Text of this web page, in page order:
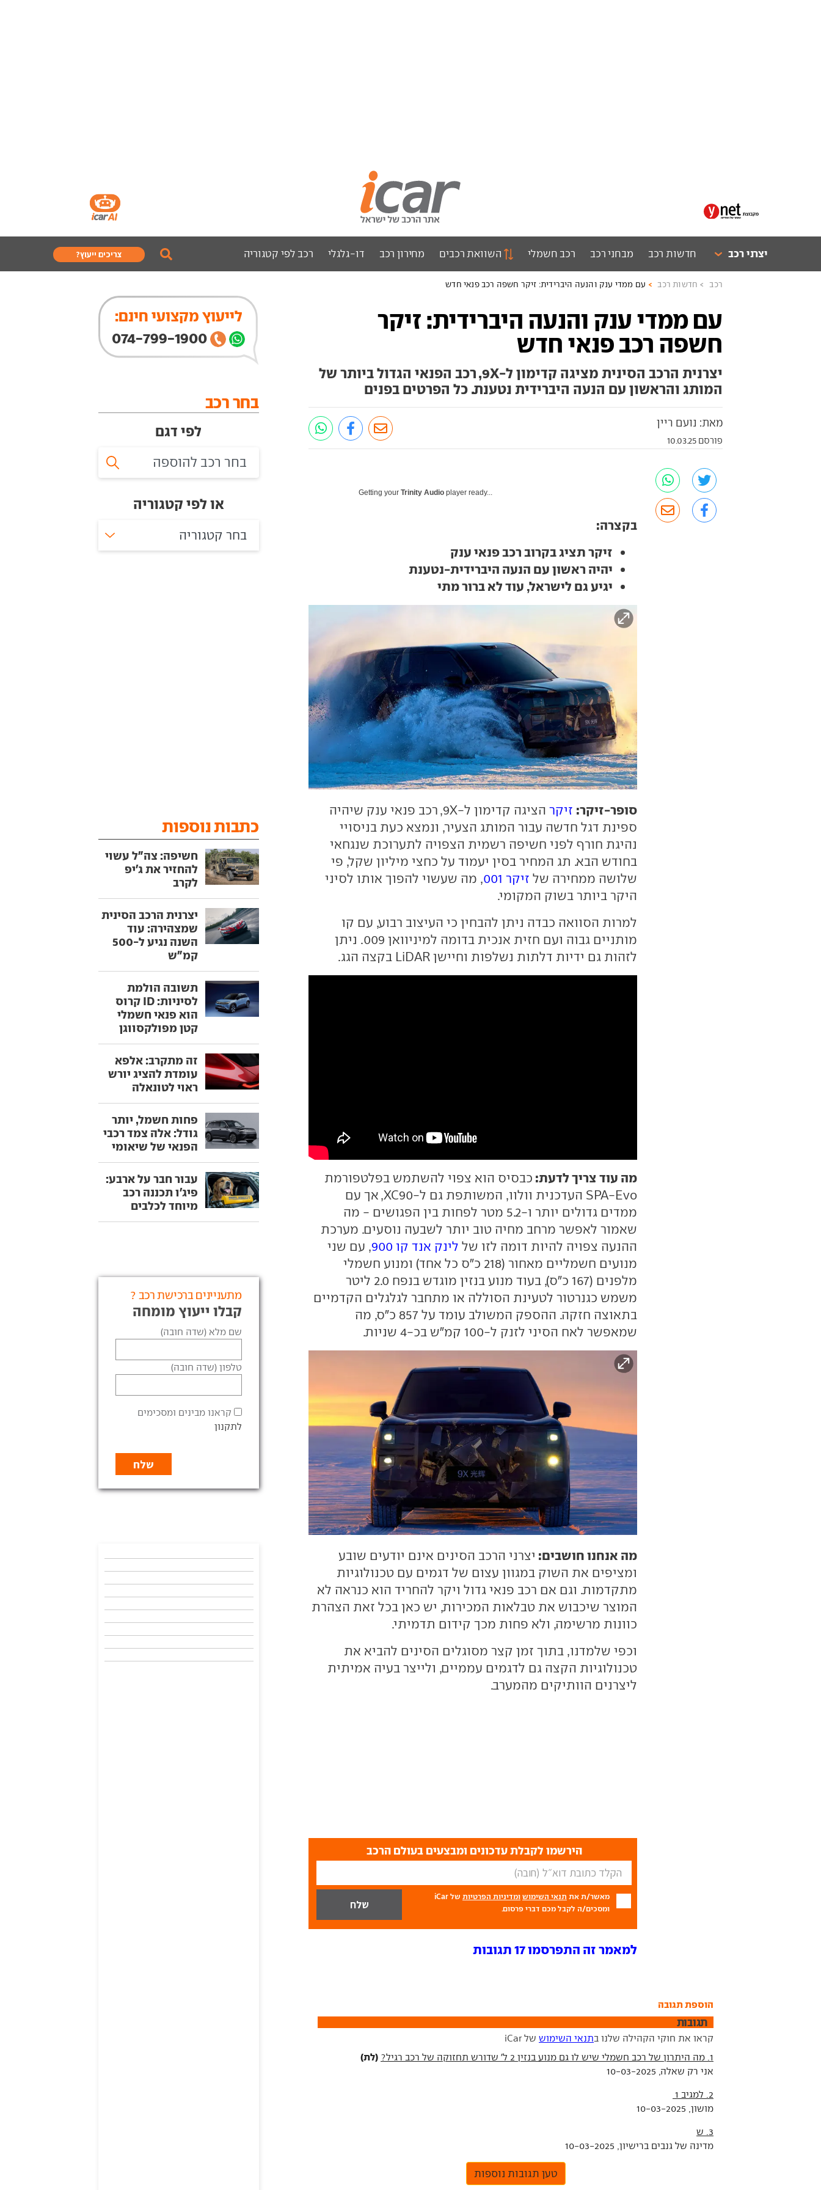
יצרני רכב חדשות רכב מבחני רכב רכב חשמלי השוואת רכבים מחירון רכב דו-גלגלי רכב לפי קטגוריה צריכים ייעוץ?
רכב חדשות רכב עם ממדי ענק והנעה היברידית: זיקר חשפה רכב פנאי חדש
עם ממדי ענק והנעה היברידית: זיקר
חשפה רכב פנאי חדש
יצרנית הרכב הסינית מציגה קדימון ל-9X, רכב הפנאי הגדול ביותר של
המותג והראשון עם הנעה היברידית נטענת. כל הפרטים בפנים
מאת: נועם ריין
פורסם 10.03.25
Getting yourTrinity Audio player ready...
בקצרה:
זיקר תציג בקרוב רכב פנאי ענק
יהיה ראשון עם הנעה היברידית-נטענת
יגיע גם לישראל, עוד לא ברור מתי
סופר-זיקר: זיקר
הציגה קדימון ל-9X, רכב פנאי ענק שיהיה
ספינת דגל חדשה עבור המותג הצעיר, ונמצא כעת בניסויי
נהיגת חורף לפני חשיפה רשמית הצפויה לתערוכת שנגחאי
בחודש הבא. תג המחיר בסין יעמוד על כחצי מיליון שקל, פי
שלושה ממחירה של זיקר 001
, מה שעשוי להפוך אותו לסיני
היקר ביותר בשוק המקומי.
למרות הסוואה כבדה ניתן להבחין כי העיצוב רבוע, עם קו
מותניים גבוה ועם חזית אנכית בדומה למיניוואן 009. ניתן
לזהות גם ידיות דלתות נשלפות וחיישן LiDAR בקצה הגג.
מה עוד צריך לדעת: כבסיס הוא צפוי להשתמש בפלטפורמת
SPA-Evo העדכנית וולוו, המשותפת גם ל-XC90, אך עם
ממדים גדולים יותר ו-5.2 מטר לפחות בין הפגושים - מה
שאמור לאפשר מרחב מחיה טוב יותר לשבעה נוסעים. מערכת
ההנעה צפויה להיות דומה לזו של לינק אנד קו 900
, עם שני
מנועים חשמליים מאחור (218 כ"ס כל אחד) ומנוע חשמלי
מלפנים (167 כ"ס), בעוד מנוע בנזין מוגדש בנפח 2.0 ליטר
משמש כגנרטור לטעינת הסוללה או מתחבר לגלגלים הקדמיים
בתאוצה חזקה. ההספק המשולב עומד על 857 כ"ס, מה
שמאפשר לאח הסיני לזנק ל-100 קמ"ש בכ-4 שניות.
מה אנחנו חושבים: יצרני הרכב הסינים אינם יודעים שובע
ומציפים את השוק במגוון עצום של דגמים עם טכנולוגיות
מתקדמות. וגם אם רכב פנאי גדול ויקר להחריד הוא כנראה לא
המוצר שיכבוש את טבלאות המכירות, יש כאן בכל זאת הצהרת
כוונות מרשימה, ולא פחות מכך קידום תדמיתי.
וכפי שלמדנו, בתוך זמן קצר מסוגלים הסינים להביא את
טכנולוגיות הקצה גם לדגמים עממיים, ולייצר בעיה אמיתית
ליצרנים הוותיקים מהמערב.
הירשמו לקבלת עדכונים ומבצעים בעולם הרכב
מאשר/ת את תנאי השימוש ומדיניות הפרטיות
של iCar
ומסכים/ה לקבל מכם דברי פרסום.
למאמר זה התפרסמו 17 תגובות
הוספת תגובה
תגובות
קראו את חוקי הקהילה שלנו בתנאי השימוש של iCar
1. מה היתרון של רכב חשמלי שיש לו גם מנוע בנזין 2 ל' שדורש תחזוקה של רכב רגיל?
(לת)
אני רק שאלה, 10-03-2025
2. למגיב 1
מושון, 10-03-2025
3. ש
מדינה של גנבים ברישיון, 10-03-2025
טען תגובות נוספות
לייעוץ מקצועי חינם:
074-799-1900
בחר רכב
לפי דגם
או לפי קטגוריה
בחר קטגוריה
כתבות נוספות
חשיפה: צה"ל עשוי
להחזיר את ג'יפ
לקרב
יצרנית הרכב הסינית
שמצהירה: עוד
השנה נגיע ל-500
קמ"ש
תשובה הולמת
לסיניות: ID קרוס
הוא פנאי חשמלי
קטן מפולקסווגן
זה מתקרב: אלפא
עומדת להציג יורש
ראוי לטונאלה
פחות חשמל, יותר
גודל: אלה צמד רכבי
הפנאי של שיאומי
עבור חבר על ארבע:
פיג'ו תכננה רכב
מיוחד לכלבים
מתעניינים ברכישת רכב ?
קבלו ייעוץ מומחה
שם מלא (שדה חובה)
טלפון (שדה חובה)
קראנו מבינים ומסכימים
לתקנון